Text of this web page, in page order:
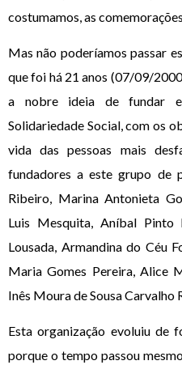
costumamos, as
Mas não poderíamos passar
que foi há 21 anos (07/09/
a nobre ideia de fundar
Solidariedade Social, com os
vida das pessoas mais
fundadores a este grupo de
Ribeiro, Marina Antonieta
Luis Mesquita, Aníbal Pinto
Lousada, Armandina do Céu
Maria Gomes Pereira, Alice
Inês Moura de Sousa Carvalho
Esta organização evoluiu de
porque o tempo passou